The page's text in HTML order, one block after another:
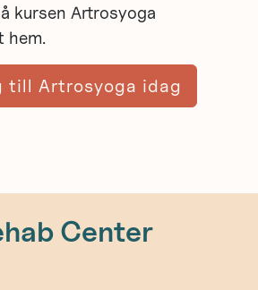
kursen Artrosyoga
hem.
till Artrosyoga idag
Center